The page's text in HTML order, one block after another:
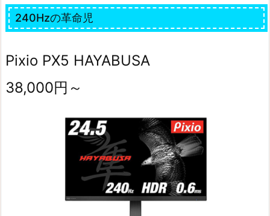
240Hzの革命児
Pixio PX5 HAYABUSA
38,000円～